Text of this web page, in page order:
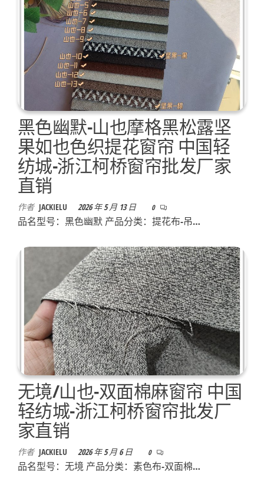
黑色幽默-山也摩格黑松露坚
果如也色织提花窗帘 中国轻
纺城-浙江柯桥窗帘批发厂家
直销
作者 JACKIELU 2026 年 5 月 13 日 0
品名型号：黑色幽默 产品分类：提花布-吊…
无境/山也-双面棉麻窗帘 中国
轻纺城-浙江柯桥窗帘批发厂
家直销
作者 JACKIELU 2026 年 5 月 6 日 0
品名型号：无境 产品分类：素色布-双面棉…